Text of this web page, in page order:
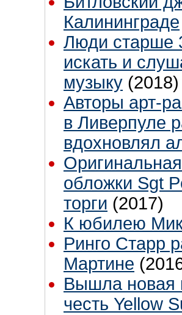
Калининграде
Люди старше
искать и
музыку (2018)
Авторы арт-
в Ливерпуле
вдохновлял
обложки Sgt
торги (2017)
К юбилею
Ринго Старр
Мартине
Вышла новая
честь Yellow